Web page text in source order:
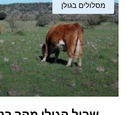
מסלולים בגולן